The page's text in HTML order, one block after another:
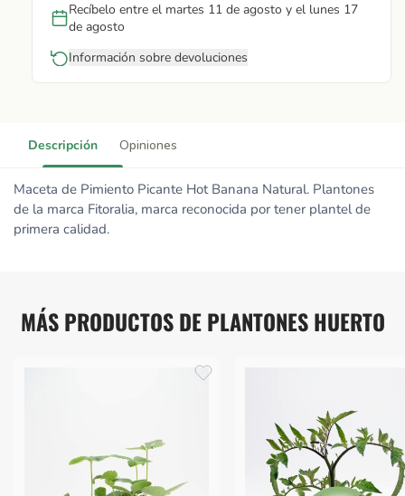
Recíbelo entre el martes 11 de agosto y el lunes 17
de agosto
Información sobre devoluciones
Descripción Opiniones
Maceta de Pimiento Picante Hot Banana Natural. Plantones
de la marca Fitoralia, marca reconocida por tener plantel de
primera calidad.
MÁS PRODUCTOS DE PLANTONES HUERTO